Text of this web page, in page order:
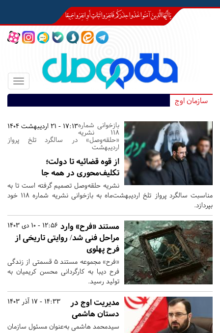
Toggle
سازمان اوج
17:13 - 21 اردیبهشت 1404بازخوانی شماره
118 نشریه
«حلقه‌وصل» در سالگرد تلخ پرواز
اردیبهشت
از قوه قضائیه تا دولت؛
تکلیف‌محوری در همه جا
نشریه حلقه‌وصل تصمیم گرفته‌ است تا به
مناسبت سالگرد پرواز تلخ اردیبهشت‌ماه به‌ بازخوانی نشریه شماره 118 خود
بپردازد.
12:56 - 10 دی 1403 مستند «فرح» وارد
مراحل فنی شد/ روایتی تاریخی از
فرح پهلوی
«فرح» مجموعه مستند ۵ قسمتی از زندگی
فرح دیبا به کارگردانی محسن کریمیان به
تولید رسید.
14:33 - 17 آذر 1403
مدیریت اوج در
دستان هاشمی
سیدمحمد هاشمی به‌عنوان مسئول سازمان